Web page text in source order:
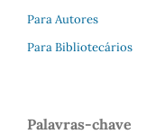
Para Autores
Para Bibliotecários
Palavras-chave